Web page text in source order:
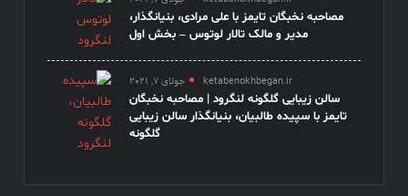
مصاحبه نخبگان تایمز با علی مرادی، بنیانگذار،
مدیر و مالک تالار لوتوس – بخش اول
ketabenokhbegan.ir جولای 7, 2021
سالن زیبایی گلگونه لنگرود | مصاحبه نخبگان
تایمز با سپیده طالبیان، بنیانگذار سالن زیبایی
گلگونه